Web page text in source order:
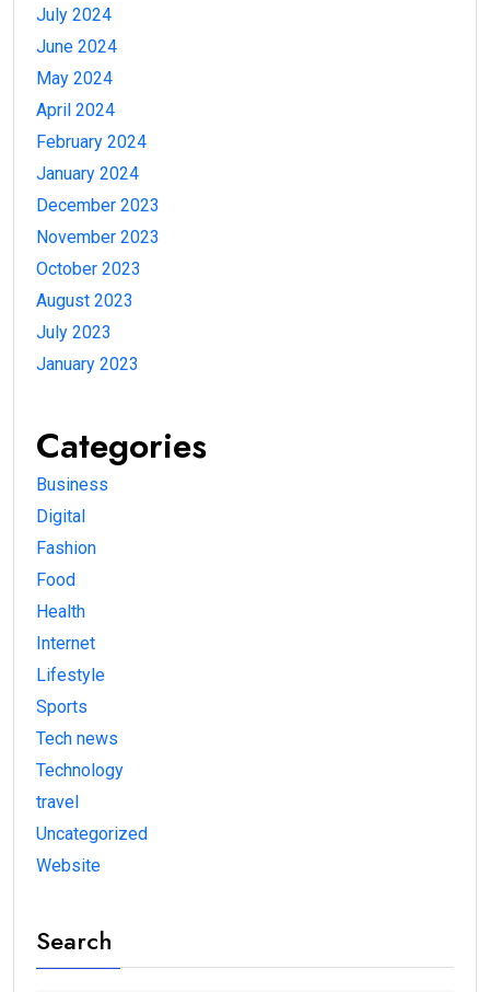
July 2024
June 2024
May 2024
April 2024
February 2024
January 2024
December 2023
November 2023
October 2023
August 2023
July 2023
January 2023
Categories
Business
Digital
Fashion
Food
Health
Internet
Lifestyle
Sports
Tech news
Technology
travel
Uncategorized
Website
Search